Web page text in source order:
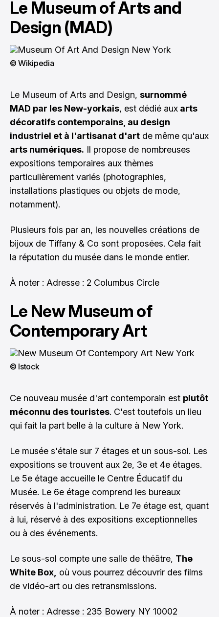
Le Museum of Arts and
Design (MAD)
© Wikipedia
Le Museum of Arts and Design, surnommé
MAD par les New-yorkais, est dédié aux arts
décoratifs contemporains, au design
industriel et à l'artisanat d'art de même qu'aux
arts numériques. Il propose de nombreuses
expositions temporaires aux thèmes
particulièrement variés (photographies,
installations plastiques ou objets de mode,
notamment).
Plusieurs fois par an, les nouvelles créations de
bijoux de Tiffany & Co sont proposées. Cela fait
la réputation du musée dans le monde entier.
À noter : Adresse : 2 Columbus Circle
Le New Museum of
Contemporary Art
© Istock
Ce nouveau musée d'art contemporain est plutôt
méconnu des touristes. C'est toutefois un lieu
qui fait la part belle à la culture à New York.
Le musée s'étale sur 7 étages et un sous-sol. Les
expositions se trouvent aux 2e, 3e et 4e étages.
Le 5e étage accueille le Centre Éducatif du
Musée. Le 6e étage comprend les bureaux
réservés à l'administration. Le 7e étage est, quant
à lui, réservé à des expositions exceptionnelles
ou à des événements.
Le sous-sol compte une salle de théâtre, The
White Box, où vous pourrez découvrir des films
de vidéo-art ou des retransmissions.
À noter : Adresse : 235 Bowery NY 10002